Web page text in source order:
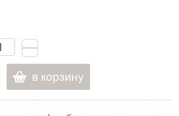
в корзину